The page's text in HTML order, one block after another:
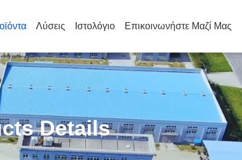
Λύσεις Ιστολόγιο Επικοινωνήστε Μαζί Μας
Details